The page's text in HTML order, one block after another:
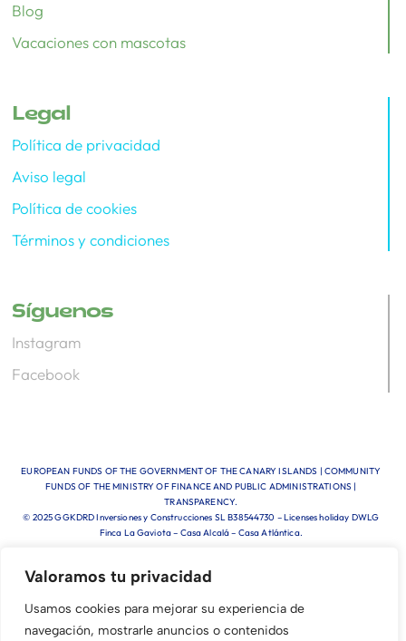
Valoramos tu privacidad
Usamos cookies para mejorar su experiencia de
navegación, mostrarle anuncios o contenidos
Blog
Vacaciones con mascotas
Legal
Política de privacidad
Aviso legal
Política de cookies
Términos y condiciones
Síguenos
Instagram
Facebook
EUROPEAN FUNDS OF THE GOVERNMENT OF THE CANARY ISLANDS | COMMUNITY
FUNDS OF THE MINISTRY OF FINANCE AND PUBLIC ADMINISTRATIONS |
TRANSPARENCY.
© 2025 GGKDRD Inversiones y Construcciones SL B38544730 – Licenses holiday DWLG
Finca La Gaviota – Casa Alcalá – Casa Atlántica.